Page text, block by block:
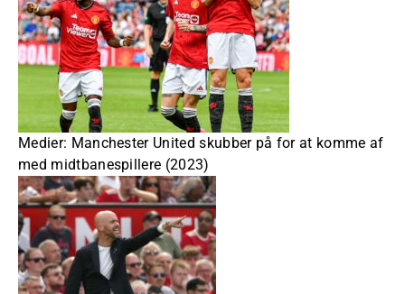
Medier: Manchester United skubber på for at komme af
med midtbanespillere (2023)